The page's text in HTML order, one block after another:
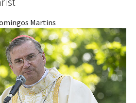
Martins